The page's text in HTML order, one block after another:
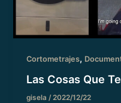
Cortometrajes,
Las Cosas Que
gisela/2022/12/22